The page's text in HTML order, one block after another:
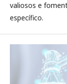
valiosos e
específico.